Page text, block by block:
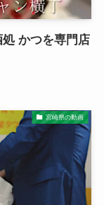
かつを専門店
宮崎県の動画